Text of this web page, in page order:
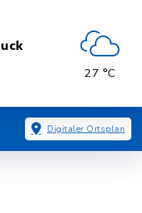
27 °C
Digitaler Ortsplan